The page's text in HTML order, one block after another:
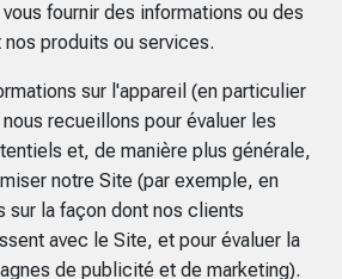
fournir des informations ou des
produits ou services.
sur l'appareil (en particulier
recueillons pour évaluer les
et, de manière plus générale,
notre Site (par exemple, en
sur la façon dont nos clients
avec le Site, et pour évaluer la
de publicité et de marketing).